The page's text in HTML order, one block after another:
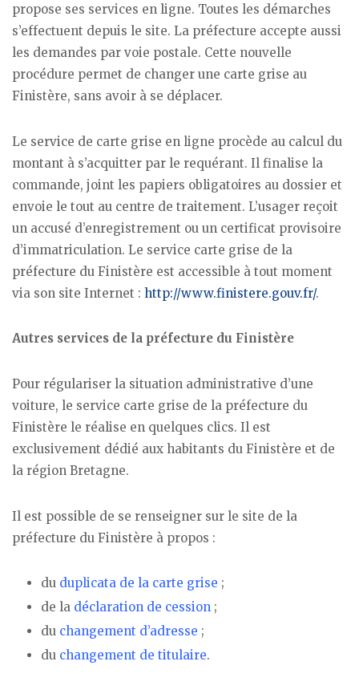
propose ses services en ligne. Toutes les démarches
s’effectuent depuis le site. La préfecture accepte aussi
les demandes par voie postale. Cette nouvelle
procédure permet de changer une carte grise au
Finistère, sans avoir à se déplacer.
Le service de carte grise en ligne procède au calcul du
montant à s’acquitter par le requérant. Il finalise la
commande, joint les papiers obligatoires au dossier et
envoie le tout au centre de traitement. L’usager reçoit
un accusé d’enregistrement ou un certificat provisoire
d’immatriculation. Le service carte grise de la
préfecture du Finistère est accessible à tout moment
via son site Internet : http://www.finistere.gouv.fr/.
Autres services de la préfecture du Finistère
Pour régulariser la situation administrative d’une
voiture, le service carte grise de la préfecture du
Finistère le réalise en quelques clics. Il est
exclusivement dédié aux habitants du Finistère et de
la région Bretagne.
Il est possible de se renseigner sur le site de la
préfecture du Finistère à propos :
du duplicata de la carte grise ;
de la déclaration de cession ;
du changement d’adresse ;
du changement de titulaire.